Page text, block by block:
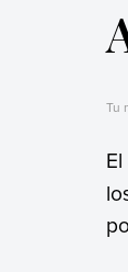
Tu
El